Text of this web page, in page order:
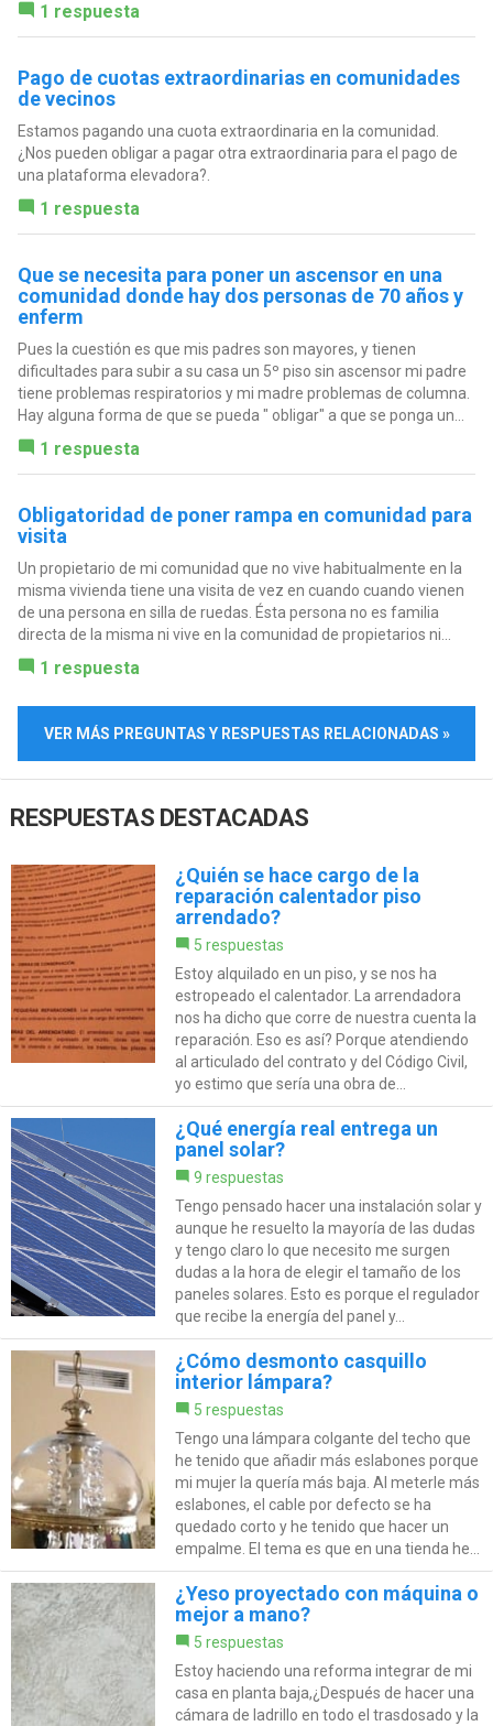
1 respuesta
Pago de cuotas extraordinarias en comunidades
de vecinos
Estamos pagando una cuota extraordinaria en la comunidad.
¿Nos pueden obligar a pagar otra extraordinaria para el pago de
una plataforma elevadora?.
1 respuesta
Que se necesita para poner un ascensor en una
comunidad donde hay dos personas de 70 años y
enferm
Pues la cuestión es que mis padres son mayores, y tienen
dificultades para subir a su casa un 5º piso sin ascensor mi padre
tiene problemas respiratorios y mi madre problemas de columna.
Hay alguna forma de que se pueda " obligar" a que se ponga un...
1 respuesta
Obligatoridad de poner rampa en comunidad para
visita
Un propietario de mi comunidad que no vive habitualmente en la
misma vivienda tiene una visita de vez en cuando cuando vienen
de una persona en silla de ruedas. Ésta persona no es familia
directa de la misma ni vive en la comunidad de propietarios ni...
1 respuesta
VER MÁS PREGUNTAS Y RESPUESTAS RELACIONADAS »
RESPUESTAS DESTACADAS
¿Quién se hace cargo de la
reparación calentador piso
arrendado?
5 respuestas
Estoy alquilado en un piso, y se nos ha
estropeado el calentador. La arrendadora
nos ha dicho que corre de nuestra cuenta la
reparación. Eso es así? Porque atendiendo
al articulado del contrato y del Código Civil,
yo estimo que sería una obra de...
¿Qué energía real entrega un
panel solar?
9 respuestas
Tengo pensado hacer una instalación solar y
aunque he resuelto la mayoría de las dudas
y tengo claro lo que necesito me surgen
dudas a la hora de elegir el tamaño de los
paneles solares. Esto es porque el regulador
que recibe la energía del panel y...
¿Cómo desmonto casquillo
interior lámpara?
5 respuestas
Tengo una lámpara colgante del techo que
he tenido que añadir más eslabones porque
mi mujer la quería más baja. Al meterle más
eslabones, el cable por defecto se ha
quedado corto y he tenido que hacer un
empalme. El tema es que en una tienda he...
¿Yeso proyectado con máquina o
mejor a mano?
5 respuestas
Estoy haciendo una reforma integrar de mi
casa en planta baja,¿Después de hacer una
cámara de ladrillo en todo el trasdosado y la